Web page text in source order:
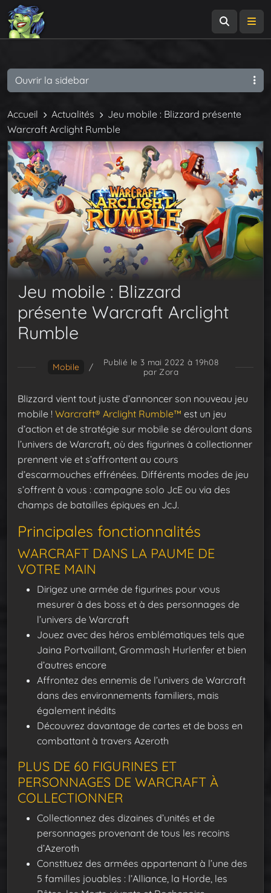
Accueil Actualités
Jeu mobile : Blizzard présente
Warcraft Arclight Rumble
Jeu mobile : Blizzard
présente Warcraft Arclight
Rumble
Mobile /
Publié le 3 mai 2022 à 19h08
par Zora
Blizzard vient tout juste d’annoncer son nouveau jeu
mobile ! Warcraft® Arclight Rumble™ est un jeu
d’action et de stratégie sur mobile se déroulant dans
l’univers de Warcraft, où des figurines à collectionner
prennent vie et s’affrontent au cours
d’escarmouches effrénées. Différents modes de jeu
s’offrent à vous : campagne solo JcE ou via des
champs de batailles épiques en JcJ.
Principales fonctionnalités
WARCRAFT DANS LA PAUME DE
VOTRE MAIN
Dirigez une armée de figurines pour vous
mesurer à des boss et à des personnages de
l’univers de Warcraft
Jouez avec des héros emblématiques tels que
Jaina Portvaillant, Grommash Hurlenfer et bien
d’autres encore
Affrontez des ennemis de l’univers de Warcraft
dans des environnements familiers, mais
également inédits
Découvrez davantage de cartes et de boss en
combattant à travers Azeroth
PLUS DE 60 FIGURINES ET
PERSONNAGES DE WARCRAFT À
COLLECTIONNER
Collectionnez des dizaines d’unités et de
personnages provenant de tous les recoins
d’Azeroth
Constituez des armées appartenant à l’une des
5 familles jouables : l’Alliance, la Horde, les
Ouvrir la sidebar